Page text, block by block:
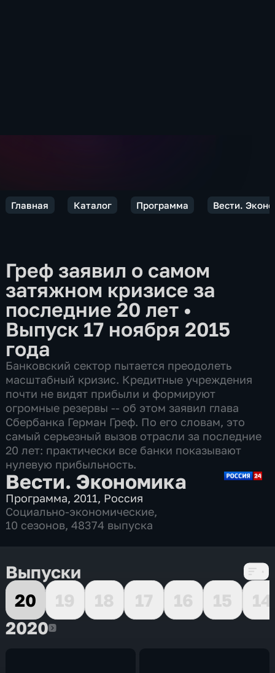
Главная Каталог Программа Вести.
Греф заявил о самом
затяжном кризисе за
последние 20 лет •
Выпуск 17 ноября 2015
года
Банковский сектор пытается преодолеть
масштабный кризис. Кредитные учреждения
почти не видят прибыли и формируют
огромные резервы -- об этом заявил глава
Сбербанка Герман Греф. По его словам, это
самый серьезный вызов отрасли за последние
20 лет: практически все банки показывают
нулевую прибыльность.
Вести. Экономика
Программа,2011, Россия
Социально-экономические,
10 сезонов, 48374 выпуска
Выпуски
20
19 18 17 16 15
14
20202020